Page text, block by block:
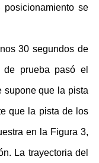
se
30 segundos de
prueba pasó el
supone que la pista
que la pista de los
en la Figura 3,
La trayectoria del